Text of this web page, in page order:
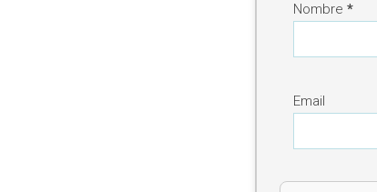
Nombre *
Email